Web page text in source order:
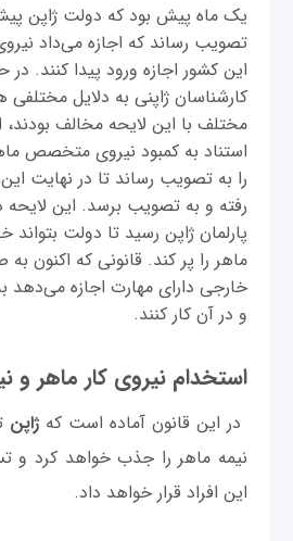
یک ماه پیش بود که دولت ژاپن
تصویب رساند که اجازه می‌داد
این کشور اجازه ورود پیدا کنند. در
کارشناسان ژاپنی به دلایل
مختلف با این لایحه مخالف بودند،
استناد به کمبود نیروی متخصص
را به تصویب رساند تا در نهایت این
رفته و به تصویب برسد. این
پارلمان ژاپن رسید تا دولت بتواند
ماهر را پر کند. قانونی که اکنون به
خارجی دارای مهارت اجازه می‌دهد
و در آن کار کنند.
استخدام نیروی کار ماهر و
در این قانون آماده است که ژاپن
نیمه ماهر را جذب خواهد کرد و
این افراد قرار خواهد داد.